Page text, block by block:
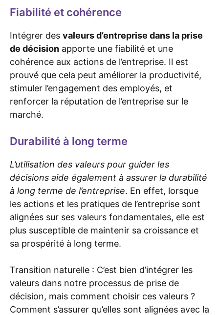
Fiabilité et cohérence
Intégrer des valeurs d’entreprise dans la prise
de décision apporte une fiabilité et une
cohérence aux actions de l’entreprise. Il est
prouvé que cela peut améliorer la productivité,
stimuler l’engagement des employés, et
renforcer la réputation de l’entreprise sur le
marché.
Durabilité à long terme
L’utilisation des valeurs pour guider les
décisions aide également à assurer la durabilité
à long terme de l’entreprise. En effet, lorsque
les actions et les pratiques de l’entreprise sont
alignées sur ses valeurs fondamentales, elle est
plus susceptible de maintenir sa croissance et
sa prospérité à long terme.
Transition naturelle : C’est bien d’intégrer les
valeurs dans notre processus de prise de
décision, mais comment choisir ces valeurs ?
Comment s’assurer qu’elles sont alignées avec la